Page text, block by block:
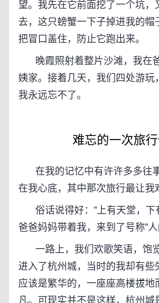
望。我先在它前面挖了一个坑，
去，这只螃蟹一下子掉进我的帽
把冒口盖住，防止它跑出来。
晚霞照射着整片沙滩，我在
姨家。接着几天，我们四处游玩
我永远忘不了。
难忘的一次旅
在我的记忆中有许许多多往
在我心底，其中那次旅行最让我
俗话说得好：“上有天堂，下
爸爸妈妈带着我，来到了号称“人
一路上，我们欢歌笑语，饱
进入了杭州城，当时的我却有些
应该是繁华的，一座座高楼拔地
凡。可现实并不是这样，杭州